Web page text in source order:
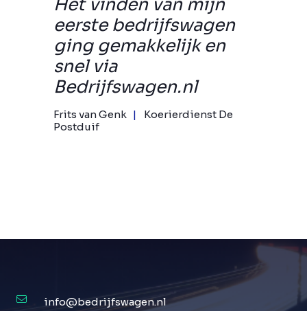
eerste bedrijfswagen
ging gemakkelijk en
snel via
Bedrijfswagen.nl
Frits van Genk
Koerierdienst De
Postduif
info@bedrijfswagen.nl